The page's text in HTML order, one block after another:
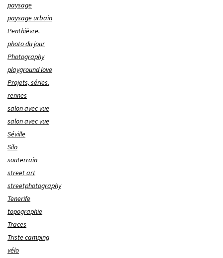
paysage
paysage urbain
Penthièvre.
photo du jour
Photography
playground love
Projets, séries.
rennes
salon avec vue
salon avec vue
Séville
Silo
souterrain
street art
streetphotography
Tenerife
topographie
Traces
Triste camping
vélo